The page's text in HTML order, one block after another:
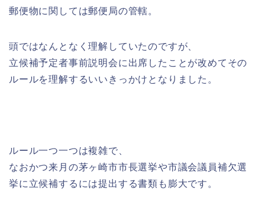
郵便物に関しては郵便局の管轄。
頭ではなんとなく理解していたのですが、
立候補予定者事前説明会に出席したことが改めてその
ルールを理解するいいきっかけとなりました。
ルール一つ一つは複雑で、
なおかつ来月の茅ヶ崎市市長選挙や市議会議員補欠選
挙に立候補するには提出する書類も膨大です。